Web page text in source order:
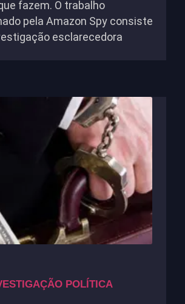
fazem. O trabalho
pela Amazon Spy consiste
esclarecedora
POLÍTICA